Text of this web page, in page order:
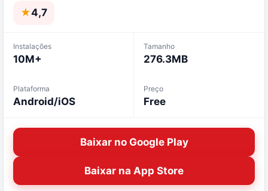
★4,7
Instalações
10M+
Tamanho
276.3MB
Plataforma
Android/iOS
Preço
Free
Baixar no Google Play
Baixar na App Store